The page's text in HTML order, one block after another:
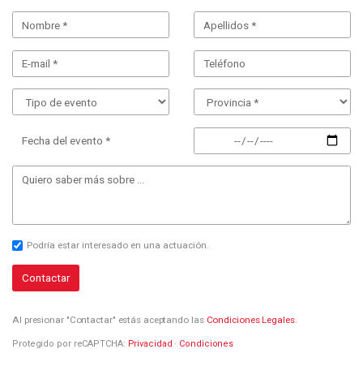
Fecha del evento *
Podría estar interesado en una actuación.
Contactar
Al presionar "Contactar" estás aceptando las Condiciones Legales.
Protegido por reCAPTCHA: Privacidad · Condiciones